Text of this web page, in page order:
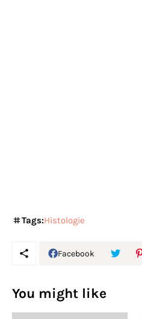
Tags:Histologie
Facebook
You might like